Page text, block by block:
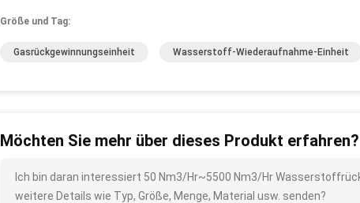
Größe und Tag:
Gasrückgewinnungseinheit Wasserstoff-Wiederaufnahme-Einheit
Möchten Sie mehr über dieses Produkt erfahren?
Ich bin daran interessiert 50 Nm3/Hr~5500 Nm3/Hr
weitere Details wie Typ, Größe, Menge, Material usw. senden?